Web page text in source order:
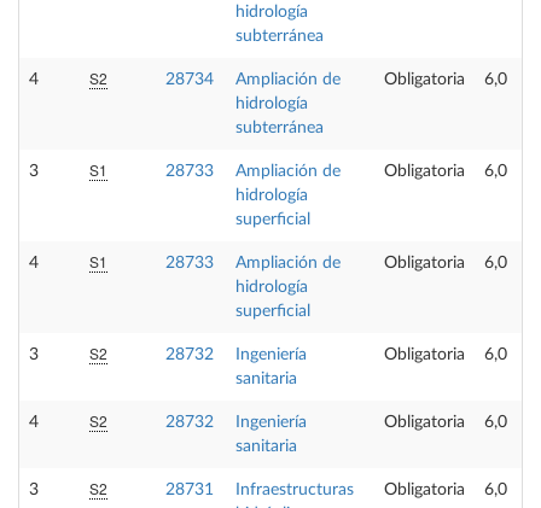
hidrología
subterránea
4 S2 28734
Ampliación de
hidrología
subterránea
Obligatoria 6,0
3 S1 28733
Ampliación de
hidrología
superficial
Obligatoria 6,0
4 S1 28733
Ampliación de
hidrología
superficial
Obligatoria 6,0
3 S2 28732
Ingeniería
sanitaria
Obligatoria 6,0
4 S2 28732
Ingeniería
sanitaria
Obligatoria 6,0
3 S2 28731
Infraestructuras
Obligatoria 6,0